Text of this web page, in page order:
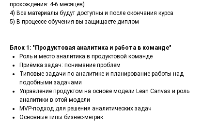
прохождения: 4-6 месяцев)
4) Все материалы будут доступны и после окончания курса
5) В процессе обучения вы защищаете диплом
Блок 1: "Продуктовая аналитика и работа в команде"
Роль и место аналитика в продуктовой команде
Приёмка задач: понимание проблем
Типовые задачи по аналитике и планирование работы над
подобными задачами
Управление продуктом на основе модели Lean Canvas и роль
аналитики в этой модели
MVP-подход для решения аналитических задач
Основные типы бизнес-метрик